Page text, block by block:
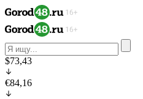
$73,43
€84,16